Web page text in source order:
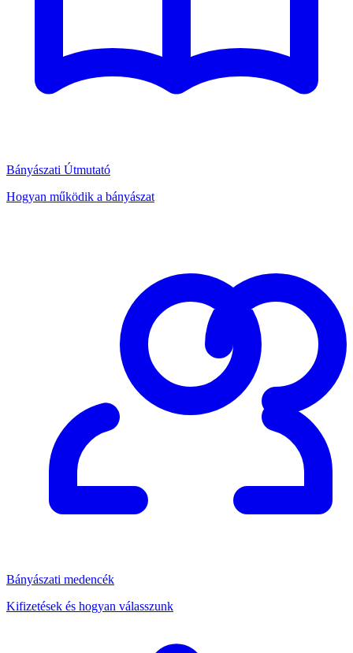
Bányászati Útmutató
Hogyan működik a bányászat
Bányászati medencék
Kifizetések és hogyan válasszunk